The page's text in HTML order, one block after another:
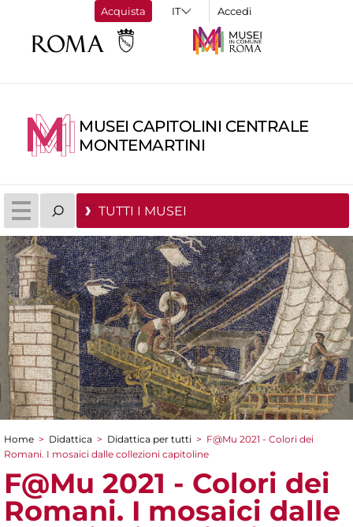
Acquista Accedi
MUSEI CAPITOLINI CENTRALE
MONTEMARTINI
TUTTI I MUSEI
Tu sei qui
Home > Didattica > Didattica per tutti > F@Mu 2021 - Colori dei
Romani. I mosaici dalle collezioni capitoline
F@Mu 2021 - Colori dei
Romani. I mosaici dalle